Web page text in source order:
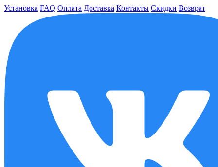
Установка FAQ Оплата Доставка Контакты Скидки Возврат